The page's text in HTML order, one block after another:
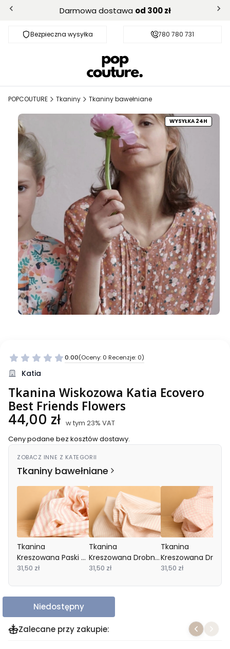
Darmowa dostawa od 300 zł
Bezpieczna wysyłka Darmowa dostawa od 300 zł
780 780 731
POPCOUTURE Tkaniny Tkaniny bawełniane
WYSYŁKA 24H
0.00(Oceny: 0 Recenzje: 0)
Przejdź do sekcji Opinie
Katia
Tkanina Wiskozowa Katia Ecovero
Best Friends Flowers
Cena
44,00 zł w tym 23% VAT
w tym 23% VAT
Ceny podane bez kosztów dostawy.
ZOBACZ INNE Z KATEGORII
Tkaniny bawełniane
Tkanina
Kreszowana Paski -
Budyń Z Malinami
31,50 zł
Tkanina
Kreszowana Drobne
Paski - Budyń Z
31,50 zł
Tkanina
Kreszowana
Kratka Vichy -
31,50 zł
Niedostępny
Zalecane przy zakupie: